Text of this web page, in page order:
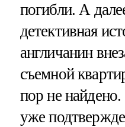
погибли. А
детективная
англичанин
съемной
пор не
уже